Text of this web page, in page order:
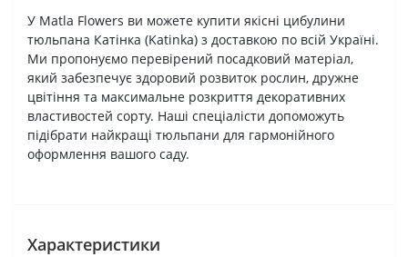
У Matla Flowers ви можете купити якісні цибулини
тюльпана Катінка (Katinka) з доставкою по всій Україні.
Ми пропонуємо перевірений посадковий матеріал,
який забезпечує здоровий розвиток рослин, дружне
цвітіння та максимальне розкриття декоративних
властивостей сорту. Наші спеціалісти допоможуть
підібрати найкращі тюльпани для гармонійного
оформлення вашого саду.
Характеристики